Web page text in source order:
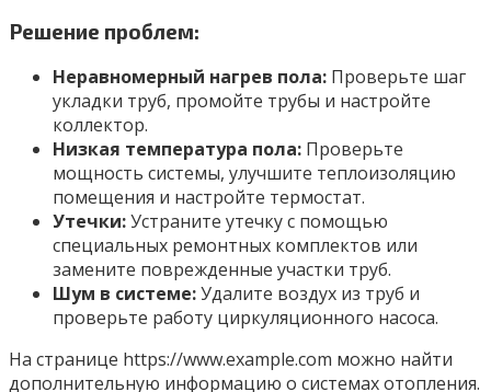
Решение проблем:
Неравномерный нагрев пола: Проверьте шаг
укладки труб, промойте трубы и настройте
коллектор.
Низкая температура пола: Проверьте
мощность системы, улучшите теплоизоляцию
помещения и настройте термостат.
Утечки:Устраните утечку с помощью
специальных ремонтных комплектов или
замените поврежденные участки труб.
Шум в системе:Удалите воздух из труб и
проверьте работу циркуляционного насоса.
На странице https://www.example.com можно найти
дополнительную информацию о системах отопления.